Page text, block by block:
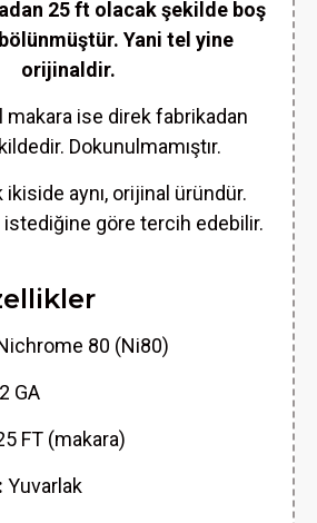
25 ft olacak şekilde boş
Yani tel yine
orijinaldir.
ise direk fabrikadan
Dokunulmamıştır.
ikiside aynı, orijinal üründür.
göre tercih edebilir.
80 (Ni80)
GA
FT (makara)
Yuvarlak